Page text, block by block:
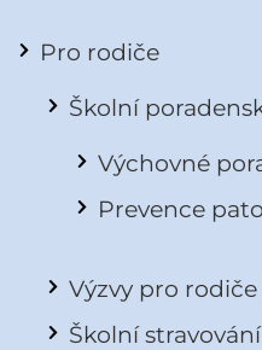
Pro rodiče
Školní
Výchovné
Prevence
Výzvy pro rodiče
Školní stravování